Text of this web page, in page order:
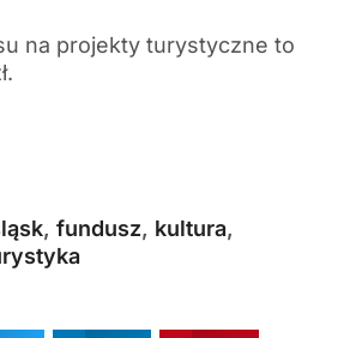
na projekty turystyczne to
, fundusz, kultura,